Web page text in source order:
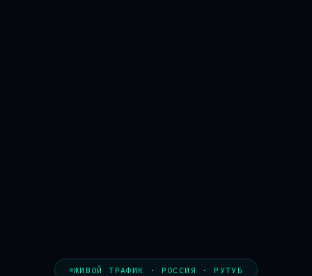
ЖИВОЙ ТРАФИК · РОССИЯ · РУТУБ